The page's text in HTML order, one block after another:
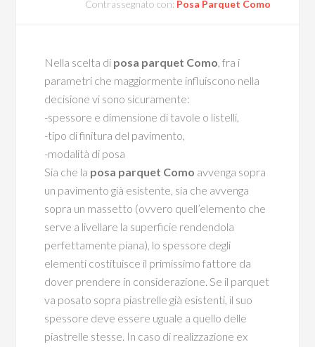
Contrassegnato con: Posa Parquet Como
Nella scelta di posa parquet Como, fra i
parametri che maggiormente influiscono nella
decisione vi sono sicuramente:
-spessore e dimensione di tavole o listelli,
-tipo di finitura del pavimento,
-modalità di posa
Sia che la posa parquet Como avvenga sopra
un pavimento già esistente, sia che avvenga
sopra un massetto (ovvero quell’elemento che
serve a livellare la superficie rendendola
perfettamente piana), lo spessore degli
elementi costituisce il primissimo fattore da
dover prendere in considerazione. Se il parquet
va posato sopra piastrelle già esistenti, il suo
spessore deve essere uguale a quello delle
piastrelle stesse. In caso di realizzazione ex